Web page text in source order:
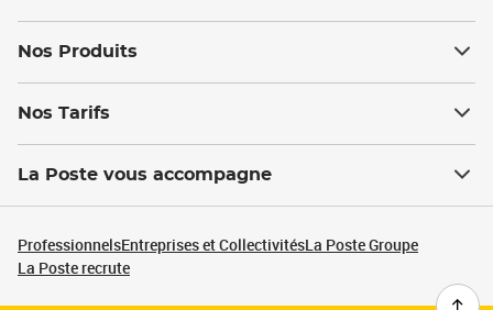
Nos Produits
Nos Tarifs
La Poste vous accompagne
ProfessionnelsEntreprises et CollectivitésLa Poste Groupe
La Poste recrute